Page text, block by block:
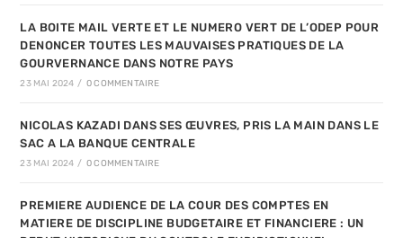
LA BOITE MAIL VERTE ET LE NUMERO VERT DE L’ODEP POUR
DENONCER TOUTES LES MAUVAISES PRATIQUES DE LA
GOURVERNANCE DANS NOTRE PAYS
23 MAI 2024 / 0 COMMENTAIRE
NICOLAS KAZADI DANS SES ŒUVRES, PRIS LA MAIN DANS LE
SAC A LA BANQUE CENTRALE
23 MAI 2024 / 0 COMMENTAIRE
PREMIERE AUDIENCE DE LA COUR DES COMPTES EN
MATIERE DE DISCIPLINE BUDGETAIRE ET FINANCIERE : UN